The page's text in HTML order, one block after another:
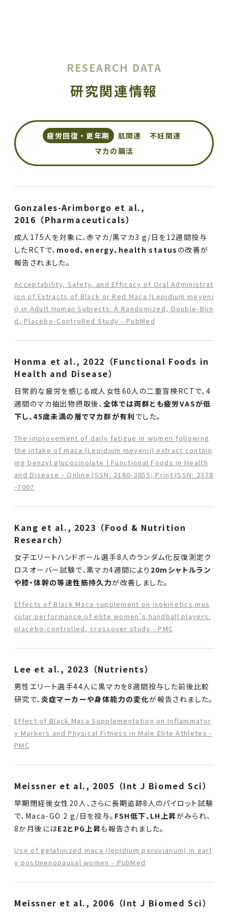
RESEARCH DATA
研究関連情報
疲労回復・更年期 肌関連
不妊関連
マカの腸活
Gonzales-Arimborgo et al.,
2016（Pharmaceuticals）
成人175人を対象に、赤マカ/黒マカ3 g/日を12週間投与
したRCTで、 mood、energy、health status の改善が
報告されました。
Acceptability, Safety, and Efficacy of Oral Administrat
ion of Extracts of Black or Red Maca (Lepidium meyeni
i) in Adult Human Subjects: A Randomized, Double-Blin
d, Placebo-Controlled Study - PubMed
Honma et al., 2022（Functional Foods in
Health and Disease）
日常的な疲労を感じる成人女性60人の二重盲検RCTで、4
週間のマカ抽出物摂取後、 全体では両群とも疲労VASが低
下し、45歳未満の層でマカ群が有利 でした。
The improvement of daily fatigue in women following
the intake of maca (Lepidium meyenii) extract contain
ing benzyl glucosinolate | Functional Foods in Health
and Disease - Online ISSN: 2160-3855; Print ISSN: 2378
-7007
Kang et al., 2023（Food & Nutrition
Research）
女子エリートハンドボール選手8人のランダム化反復測定ク
ロスオーバー試験で、黒マカ4週間により 20mシャトルラン
や膝・体幹の等速性筋持久力が改善しました。
Effects of Black Maca supplement on isokinetics mus
cular performance of elite women’s handball players:
placebo-controlled, crossover study - PMC
Lee et al., 2023（Nutrients）
男性エリート選手44人に黒マカを8週間投与した前後比較
研究で、 炎症マーカーや身体能力の変化が報告されました。
Effect of Black Maca Supplementation on Inflammator
y Markers and Physical Fitness in Male Elite Athletes -
PMC
Meissner et al., 2005（Int J Biomed Sci）
早期閉経後女性20人、さらに長期追跡8人のパイロット試験
で、Maca-GO 2 g/日を投与。 FSH低下、LH上昇がみられ、
8か月後にはE2とPG上昇も報告されました。
Use of gelatinized maca (lepidium peruvianum) in earl
y postmenopausal women - PubMed
Meissner et al., 2006（Int J Biomed Sci）